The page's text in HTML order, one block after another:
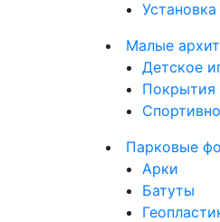
Малые
Детское
Покрытия
Парковые
Арки
Батуты